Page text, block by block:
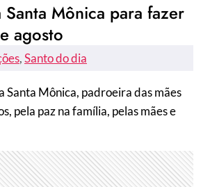
Mônica para fazer
agosto
, Santo do dia
Santa Mônica, padroeira das mães
pela paz na família, pelas mães e